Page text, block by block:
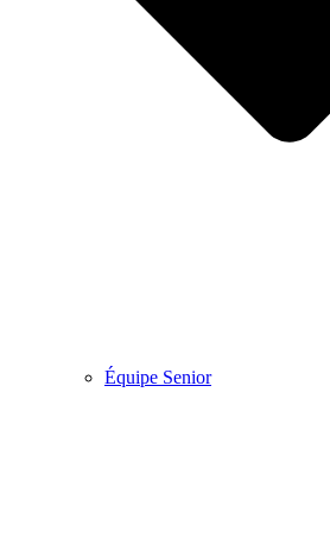
Équipe Senior